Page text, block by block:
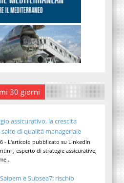
30 giorni
assicurativo, la crescita
di qualità manageriale
- L'articolo pubblicato su LinkedIn
, esperto di strategie assicurative,
e Subsea7: rischio